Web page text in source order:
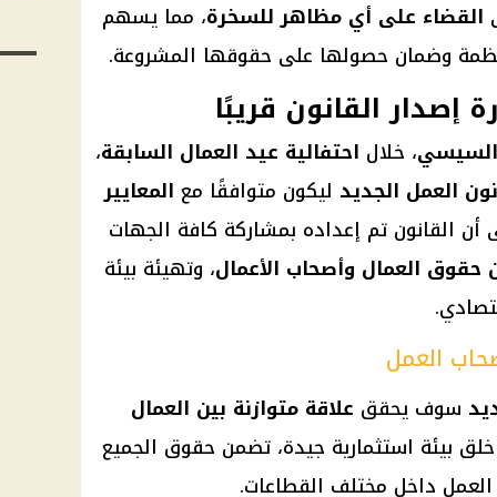
القضاء على أي مظاهر للسخرة، مما يسهم
وضمان حصولها على حقوقها المشروعة.
القانون قريبًا
السيسي، خلال احتفالية عيد العمال السابقة،
العمل الجديد ليكون متوافقًا مع المعايير
القانون تم إعداده بمشاركة كافة الجهات
حقوق العمال وأصحاب الأعمال، وتهيئة بيئة
العمل
سوف يحقق علاقة متوازنة بين العمال
بيئة استثمارية جيدة، تضمن حقوق الجميع
داخل مختلف القطاعات.